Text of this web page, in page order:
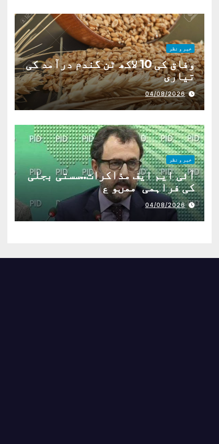
خبر و نظر
وفاق کی 10 لاکھ ٹن گندم درآمد کی
تیاری
04/08/2026
خبر و نظر
آئی ایم ایف مذاکرات..سستی بجلی
کی فراہمی ممںو ع
04/08/2026